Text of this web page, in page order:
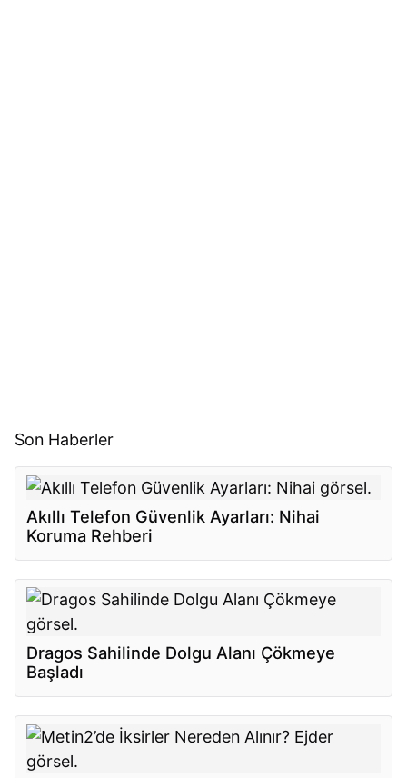
Son Haberler
Akıllı Telefon Güvenlik Ayarları: Nihai
Koruma Rehberi
Dragos Sahilinde Dolgu Alanı Çökmeye
Başladı